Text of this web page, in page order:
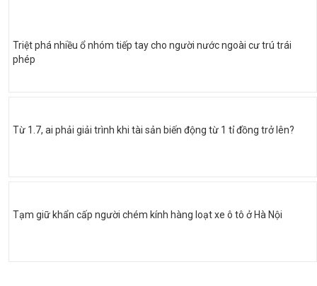
Triệt phá nhiều ổ nhóm tiếp tay cho người nước ngoài cư trú trái
phép
Từ 1.7, ai phải giải trình khi tài sản biến động từ 1 tỉ đồng trở lên?
Tạm giữ khẩn cấp người chém kính hàng loạt xe ô tô ở Hà Nội